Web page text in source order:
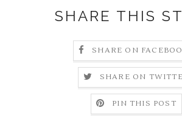
SHARE THIS
SHARE ON
SHARE ON
PIN THIS POST